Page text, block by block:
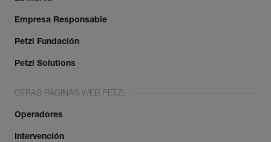
Empresa Responsable
Petzl Fundación
Petzl Solutions
OTRAS PÁGINAS WEB PETZL
Operadores
Intervención